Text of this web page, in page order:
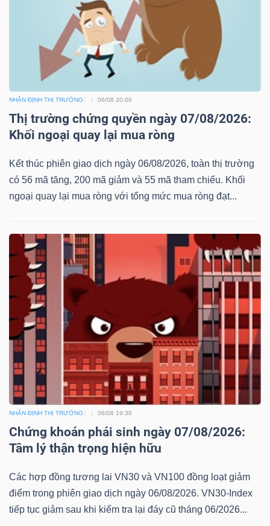
NHẬN ĐỊNH THỊ TRƯỜNG 06/08 20:00
Thị trường chứng quyền ngày 07/08/2026:
Khối ngoại quay lại mua ròng
Kết thúc phiên giao dịch ngày 06/08/2026, toàn thị trường
có 56 mã tăng, 200 mã giảm và 55 mã tham chiếu. Khối
ngoại quay lại mua ròng với tổng mức mua ròng đạt...
NHẬN ĐỊNH THỊ TRƯỜNG 06/08 19:30
Chứng khoán phái sinh ngày 07/08/2026:
Tâm lý thận trọng hiện hữu
Các hợp đồng tương lai VN30 và VN100 đồng loạt giảm
điểm trong phiên giao dịch ngày 06/08/2026. VN30-Index
tiếp tục giảm sau khi kiểm tra lại đáy cũ tháng 06/2026...